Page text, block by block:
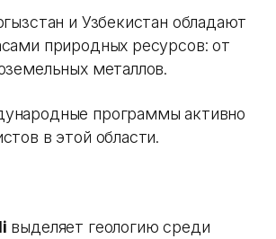
и Узбекистан обладают
природных ресурсов: от
металлов.
программы активно
в этой области.
выделяет геологию среди